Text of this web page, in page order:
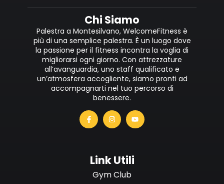
Chi Siamo
Palestra a Montesilvano, WelcomeFitness è
più di una semplice palestra. È un luogo dove
la passione per il fitness incontra la voglia di
migliorarsi ogni giorno. Con attrezzature
all’avanguardia, uno staff qualificato e
un’atmosfera accogliente, siamo pronti ad
accompagnarti nel tuo percorso di
benessere.
Link Utili
Gym Club